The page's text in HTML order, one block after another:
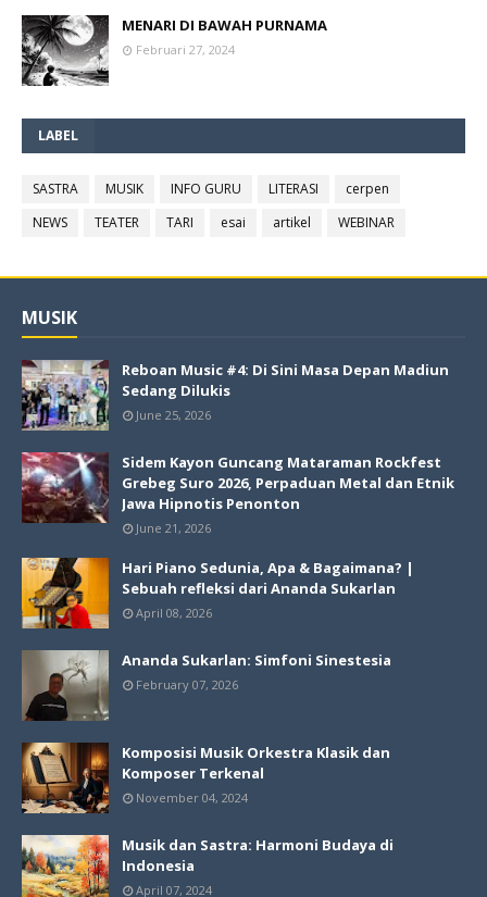
MENARI DI BAWAH PURNAMA
Februari 27, 2024
LABEL
SASTRA MUSIK INFO GURU LITERASI
cerpen
NEWS
TEATER TARI esai artikel WEBINAR
MUSIK
Reboan Music #4: Di Sini Masa Depan Madiun
Sedang Dilukis
June 25, 2026
Sidem Kayon Guncang Mataraman Rockfest
Grebeg Suro 2026, Perpaduan Metal dan Etnik
Jawa Hipnotis Penonton
June 21, 2026
Hari Piano Sedunia, Apa & Bagaimana? |
Sebuah refleksi dari Ananda Sukarlan
April 08, 2026
Ananda Sukarlan: Simfoni Sinestesia
February 07, 2026
Komposisi Musik Orkestra Klasik dan
Komposer Terkenal
November 04, 2024
Musik dan Sastra: Harmoni Budaya di
Indonesia
April 07, 2024